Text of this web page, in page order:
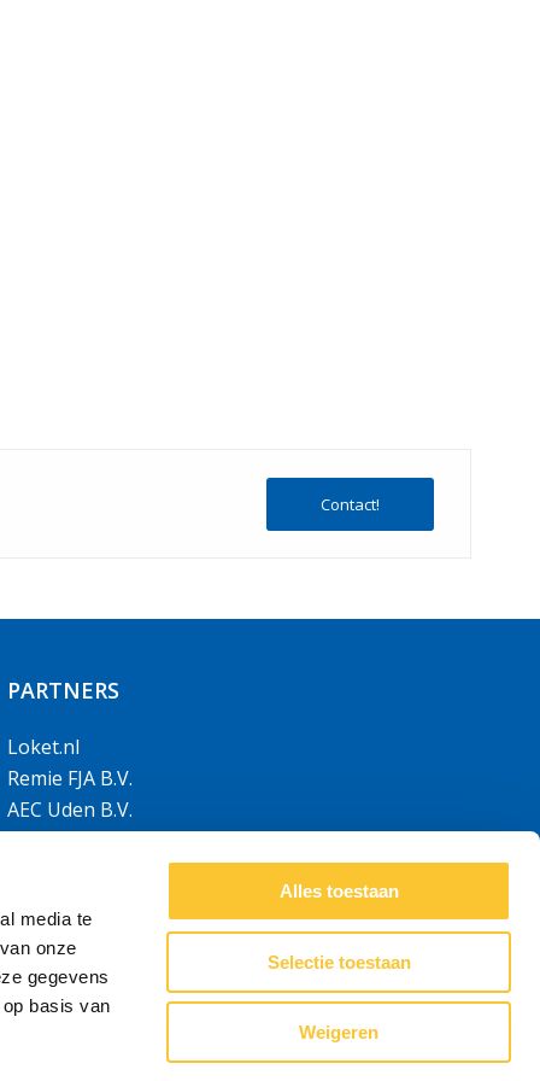
media te
onze
gegevens
basis van
Alles toestaan
Selectie toestaan
Weigeren
Contact!
PARTNERS
Loket.nl
Remie FJA B.V.
AEC Uden B.V.